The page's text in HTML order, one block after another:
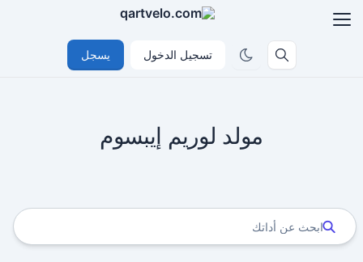
تسجيل الدخول يسجل
مولد لوريم إيبسوم